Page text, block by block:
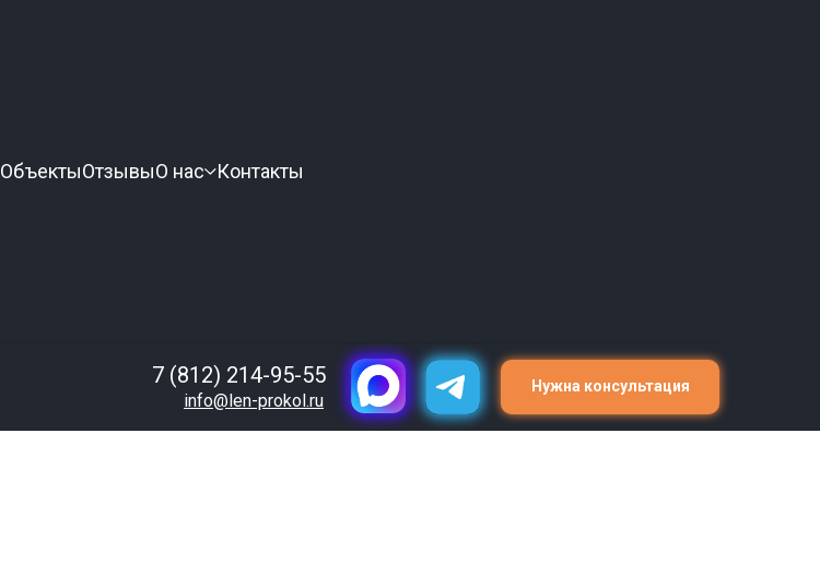
ОбъектыОтзывыО нас Контакты
7 (812) 214-95-55
info@len-prokol.ru
Нужна консультация